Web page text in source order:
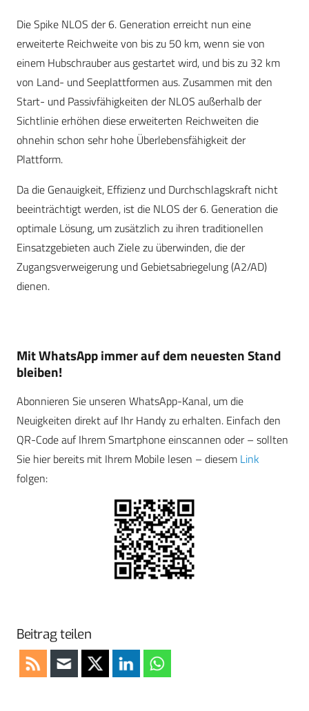
Die Spike NLOS der 6. Generation erreicht nun eine
erweiterte Reichweite von bis zu 50 km, wenn sie von
einem Hubschrauber aus gestartet wird, und bis zu 32 km
von Land- und Seeplattformen aus. Zusammen mit den
Start- und Passivfähigkeiten der NLOS außerhalb der
Sichtlinie erhöhen diese erweiterten Reichweiten die
ohnehin schon sehr hohe Überlebensfähigkeit der
Plattform.
Da die Genauigkeit, Effizienz und Durchschlagskraft nicht
beeinträchtigt werden, ist die NLOS der 6. Generation die
optimale Lösung, um zusätzlich zu ihren traditionellen
Einsatzgebieten auch Ziele zu überwinden, die der
Zugangsverweigerung und Gebietsabriegelung (A2/AD)
dienen.
Mit WhatsApp immer auf dem neuesten Stand
bleiben!
Abonnieren Sie unseren WhatsApp-Kanal, um die
Neuigkeiten direkt auf Ihr Handy zu erhalten. Einfach den
QR-Code auf Ihrem Smartphone einscannen oder – sollten
Sie hier bereits mit Ihrem Mobile lesen – diesem Link
folgen:
Beitrag teilen